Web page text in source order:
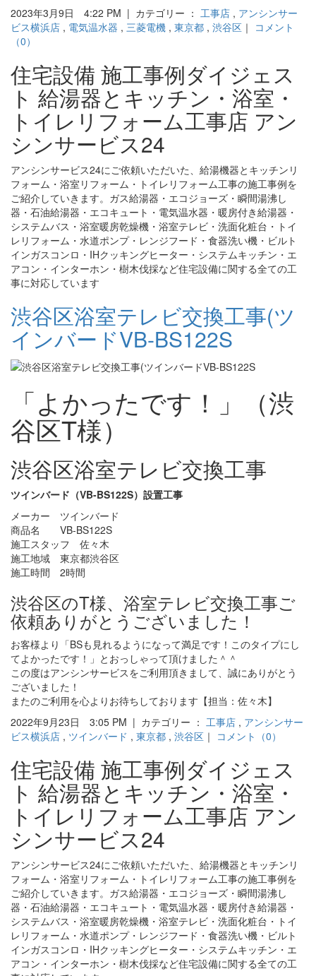
2023年3月9日 4:22 PM | カテゴリー ： 工事店 , アンシンサー
ビス横浜店 , 電気温水器 , 三菱電機 , 東京都 , 渋谷区 ｜ コメント
（0）
住宅設備 施工事例ダイジェス
ト 給湯器とキッチン・浴室・
トイレリフォーム工事店 アン
シンサービス24
アンシンサービス24にご依頼いただいた、給湯機器とキッチンリ
フォーム・浴室リフォーム・トイレリフォーム工事の施工事例を
ご紹介していきます。ガス給湯器・エコジョーズ・瞬間湯沸し
器・石油給湯器・エコキュート・電気温水器・暖房付き給湯器・
システムバス・浴室暖房乾燥機・浴室テレビ・洗面化粧台・トイ
レリフォーム・水道ポンプ・レンジフード・食器洗い機・ビルト
インガスコンロ・IHクッキングヒーター・システムキッチン・エ
アコン・インターホン・樹木伐採など住宅設備に関する全ての工
事に対応しています
渋谷区浴室テレビ交換工事(ツ
インバードVB-BS122S
「よかったです！」（渋
谷区T様）
渋谷区浴室テレビ交換工事
ツインバード（VB-BS122S）設置工事
メーカー ツインバード
商品名 VB-BS122S
施工スタッフ 佐々木
施工地域 東京都渋谷区
施工時間 2時間
渋谷区のT様、浴室テレビ交換工事ご
依頼ありがとうございました！
お客様より「BSも見れるようになって満足です！このタイプにし
てよかったです！」とおっしゃって頂けました＾＾
この度はアンシンサービスをご利用頂きまして、誠にありがとう
ございました！
またのご利用を心よりお待ちしております【担当：佐々木】
2022年9月23日 3:05 PM | カテゴリー ： 工事店 , アンシンサー
ビス横浜店 , ツインバード , 東京都 , 渋谷区 ｜ コメント（0）
住宅設備 施工事例ダイジェス
ト 給湯器とキッチン・浴室・
トイレリフォーム工事店 アン
シンサービス24
アンシンサービス24にご依頼いただいた、給湯機器とキッチンリ
フォーム・浴室リフォーム・トイレリフォーム工事の施工事例を
ご紹介していきます。ガス給湯器・エコジョーズ・瞬間湯沸し
器・石油給湯器・エコキュート・電気温水器・暖房付き給湯器・
システムバス・浴室暖房乾燥機・浴室テレビ・洗面化粧台・トイ
レリフォーム・水道ポンプ・レンジフード・食器洗い機・ビルト
インガスコンロ・IHクッキングヒーター・システムキッチン・エ
アコン・インターホン・樹木伐採など住宅設備に関する全ての工